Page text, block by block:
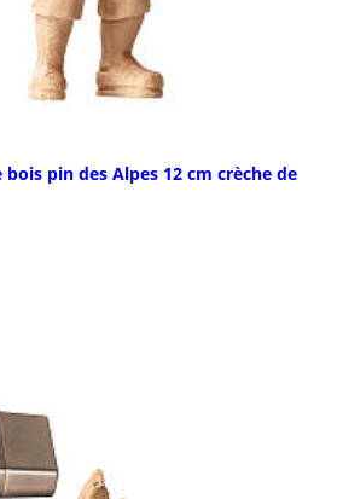
pin des Alpes 12 cm crèche de